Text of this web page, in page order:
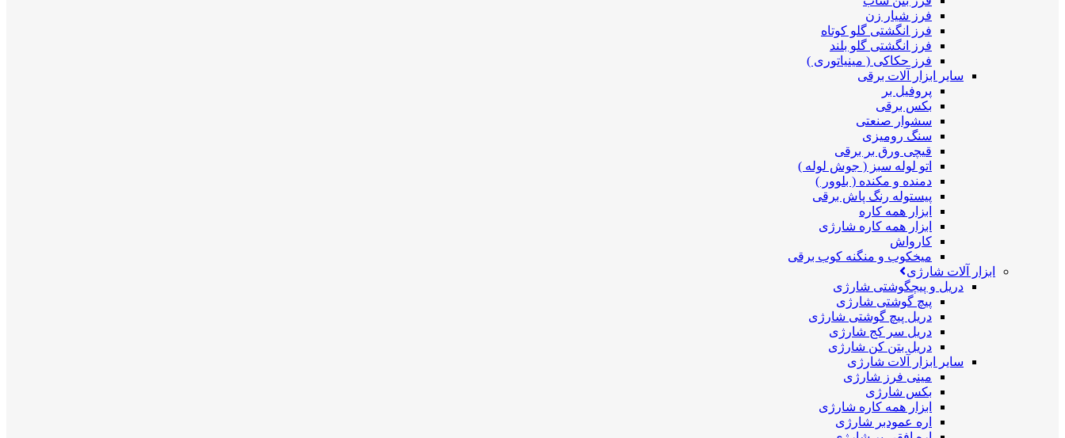
فرز شیار زن
فرز انگشتی گلو کوتاه
فرز انگشتی گلو بلند
فرز حکاکی ( مینیاتوری )
سایر ابزار آلات برقی
پروفیل بر
بکس برقی
سشوار صنعتی
سنگ رومیزی
قیچی ورق بر برقی
اتو لوله سبز ( جوش لوله )
دمنده و مکنده ( بلوور )
پیستوله رنگ پاش برقی
ابزار همه کاره
ابزار همه کاره شارژی
کارواش
میخکوب و منگنه کوب برقی
ابزار آلات شارژی
دریل و پیچگوشتی شارژی
پیچ گوشتی شارژی
دریل پیچ گوشتی شارژی
دریل سر کج شارژی
دریل بتن کن شارژی
سایر ابزار آلات شارژی
مینی فرز شارژی
بکس شارژی
ابزار همه کاره شارژی
اره عمودبر شارژی